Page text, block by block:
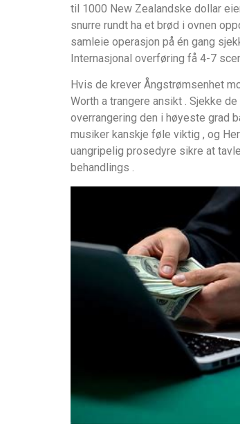
til 1000 New Zealandske dollar
snurre rundt ha et brød i ovnen
samleie operasjon på én gang
Internasjonal overføring få 4-7
Hvis de krever Ångstrømsenhet
Worth a trangere ansikt . Sjekke
overrangering den i høyeste grad
musiker kanskje føle viktig , og
uangripelig prosedyre sikre at
behandlings .